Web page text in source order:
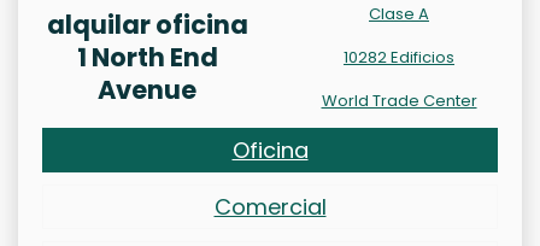
alquilar oficina
1 North End
Avenue
Clase A
10282 Edificios
World Trade Center
Oficina
Comercial